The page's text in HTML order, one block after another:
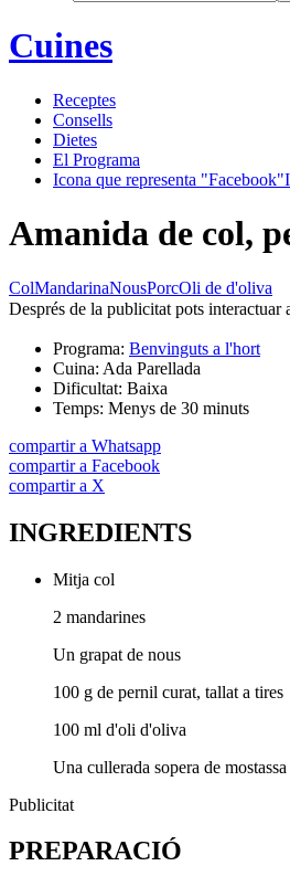
Cuines
Receptes
Consells
Dietes
El Programa
Icona que representa "Facebook"
Amanida de col,
ColMandarinaNousPorcOli de d'oliva
Després de la publicitat pots interactuar
Programa: Benvinguts a l'hort
Cuina: Ada Parellada
Dificultat: Baixa
Temps: Menys de 30 minuts
compartir a Whatsapp
compartir a Facebook
compartir a X
INGREDIENTS
Mitja col
2 mandarines
Un grapat de nous
100 g de pernil curat, tallat a tires
100 ml d'oli d'oliva
Una cullerada sopera de mostassa
Publicitat
PREPARACIÓ